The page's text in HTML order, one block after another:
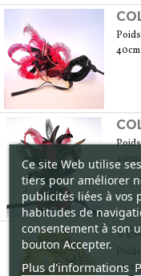
40cm
47cm
Ce site Web utilise
tiers pour améliorer
publicités liées à vos
habitudes de
consentement à son
bouton Accepter.
Plus d'informations